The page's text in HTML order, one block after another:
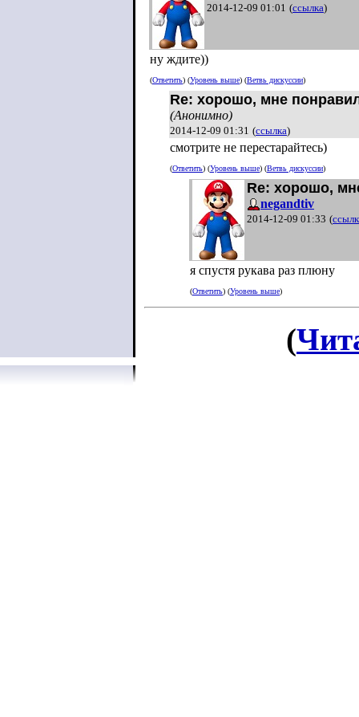
2014-12-09 01:01 (ссылка)
ну ждите))
(Ответить) (Уровень выше) (Ветвь дискуссии)
Re: хорошо, мне
(Анонимно)
2014-12-09 01:31 (ссылка)
смотрите не перестарайтесь)
(Ответить) (Уровень выше) (Ветвь дискуссии)
Re: хорошо,
negandtiv
2014-12-09 01:33 (
я спустя рукава раз плюну
(Ответить) (Уровень выше)
(